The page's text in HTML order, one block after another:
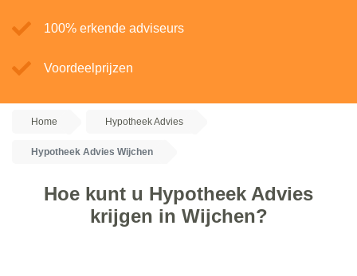
100% erkende adviseurs
Voordeelprijzen
Home Hypotheek Advies
Hypotheek Advies Wijchen
Hoe kunt u Hypotheek Advies
krijgen in Wijchen?